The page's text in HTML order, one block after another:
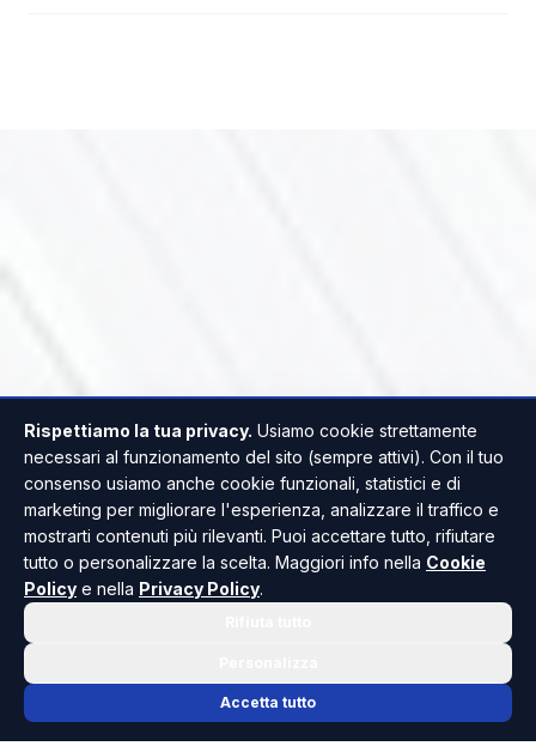
Rispettiamo la tua privacy. Usiamo cookie strettamente
necessari al funzionamento del sito (sempre attivi). Con il tuo
consenso usiamo anche cookie funzionali, statistici e di
marketing per migliorare l'esperienza, analizzare il traffico e
mostrarti contenuti più rilevanti. Puoi accettare tutto, rifiutare
tutto o personalizzare la scelta. Maggiori info nella Cookie
Policy e nella Privacy Policy.
Accetta tutto